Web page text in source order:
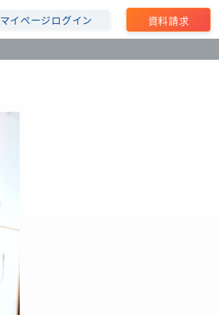
マイページログイン 資料請求